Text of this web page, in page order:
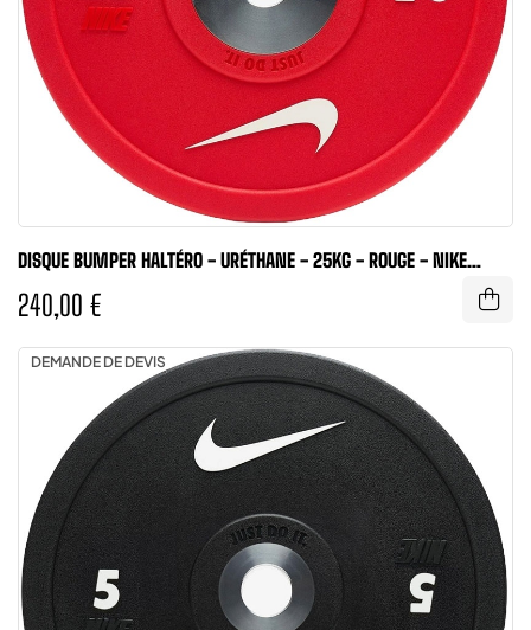
DISQUE BUMPER HALTÉRO - URÉTHANE - 25KG - ROUGE - NIKE
240,00 €
DEMANDE DE DEVIS